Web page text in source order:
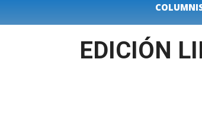
EDICIÓN